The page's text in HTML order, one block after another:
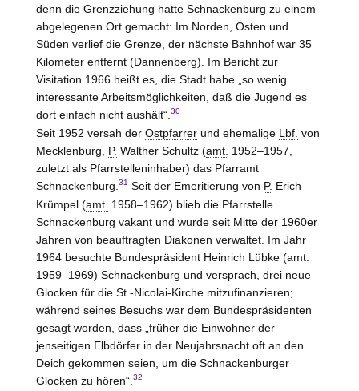
denn die Grenzziehung hatte Schnackenburg zu einem
abgelegenen Ort gemacht: Im Norden, Osten und
Süden verlief die Grenze, der nächste Bahnhof war 35
Kilometer entfernt (Dannenberg). Im Bericht zur
Visitation 1966 heißt es, die Stadt habe „so wenig
interessante Arbeitsmöglichkeiten, daß die Jugend es
dort einfach nicht aushält“. 30
Seit 1952 versah der Ostpfarrerund ehemalige Lbf. von
Mecklenburg, P. Walther Schultz (amt. 1952–1957,
zuletzt als Pfarrstelleninhaber) das Pfarramt
Schnackenburg. 31 Seit der Emeritierung von P. Erich
Krümpel (amt. 1958–1962) blieb die Pfarrstelle
Schnackenburg vakant und wurde seit Mitte der 1960er
Jahren von beauftragten Diakonen verwaltet. Im Jahr
1964 besuchte Bundespräsident Heinrich Lübke (amt.
1959–1969) Schnackenburg und versprach, drei neue
Glocken für die St.-Nicolai-Kirche mitzufinanzieren;
während seines Besuchs war dem Bundespräsidenten
gesagt worden, dass „früher die Einwohner der
jenseitigen Elbdörfer in der Neujahrsnacht oft an den
Deich gekommen seien, um die Schnackenburger
Glocken zu hören“. 32